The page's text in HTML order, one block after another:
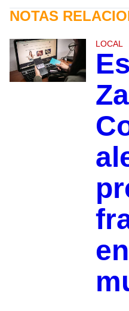
NOTAS
LOCAL